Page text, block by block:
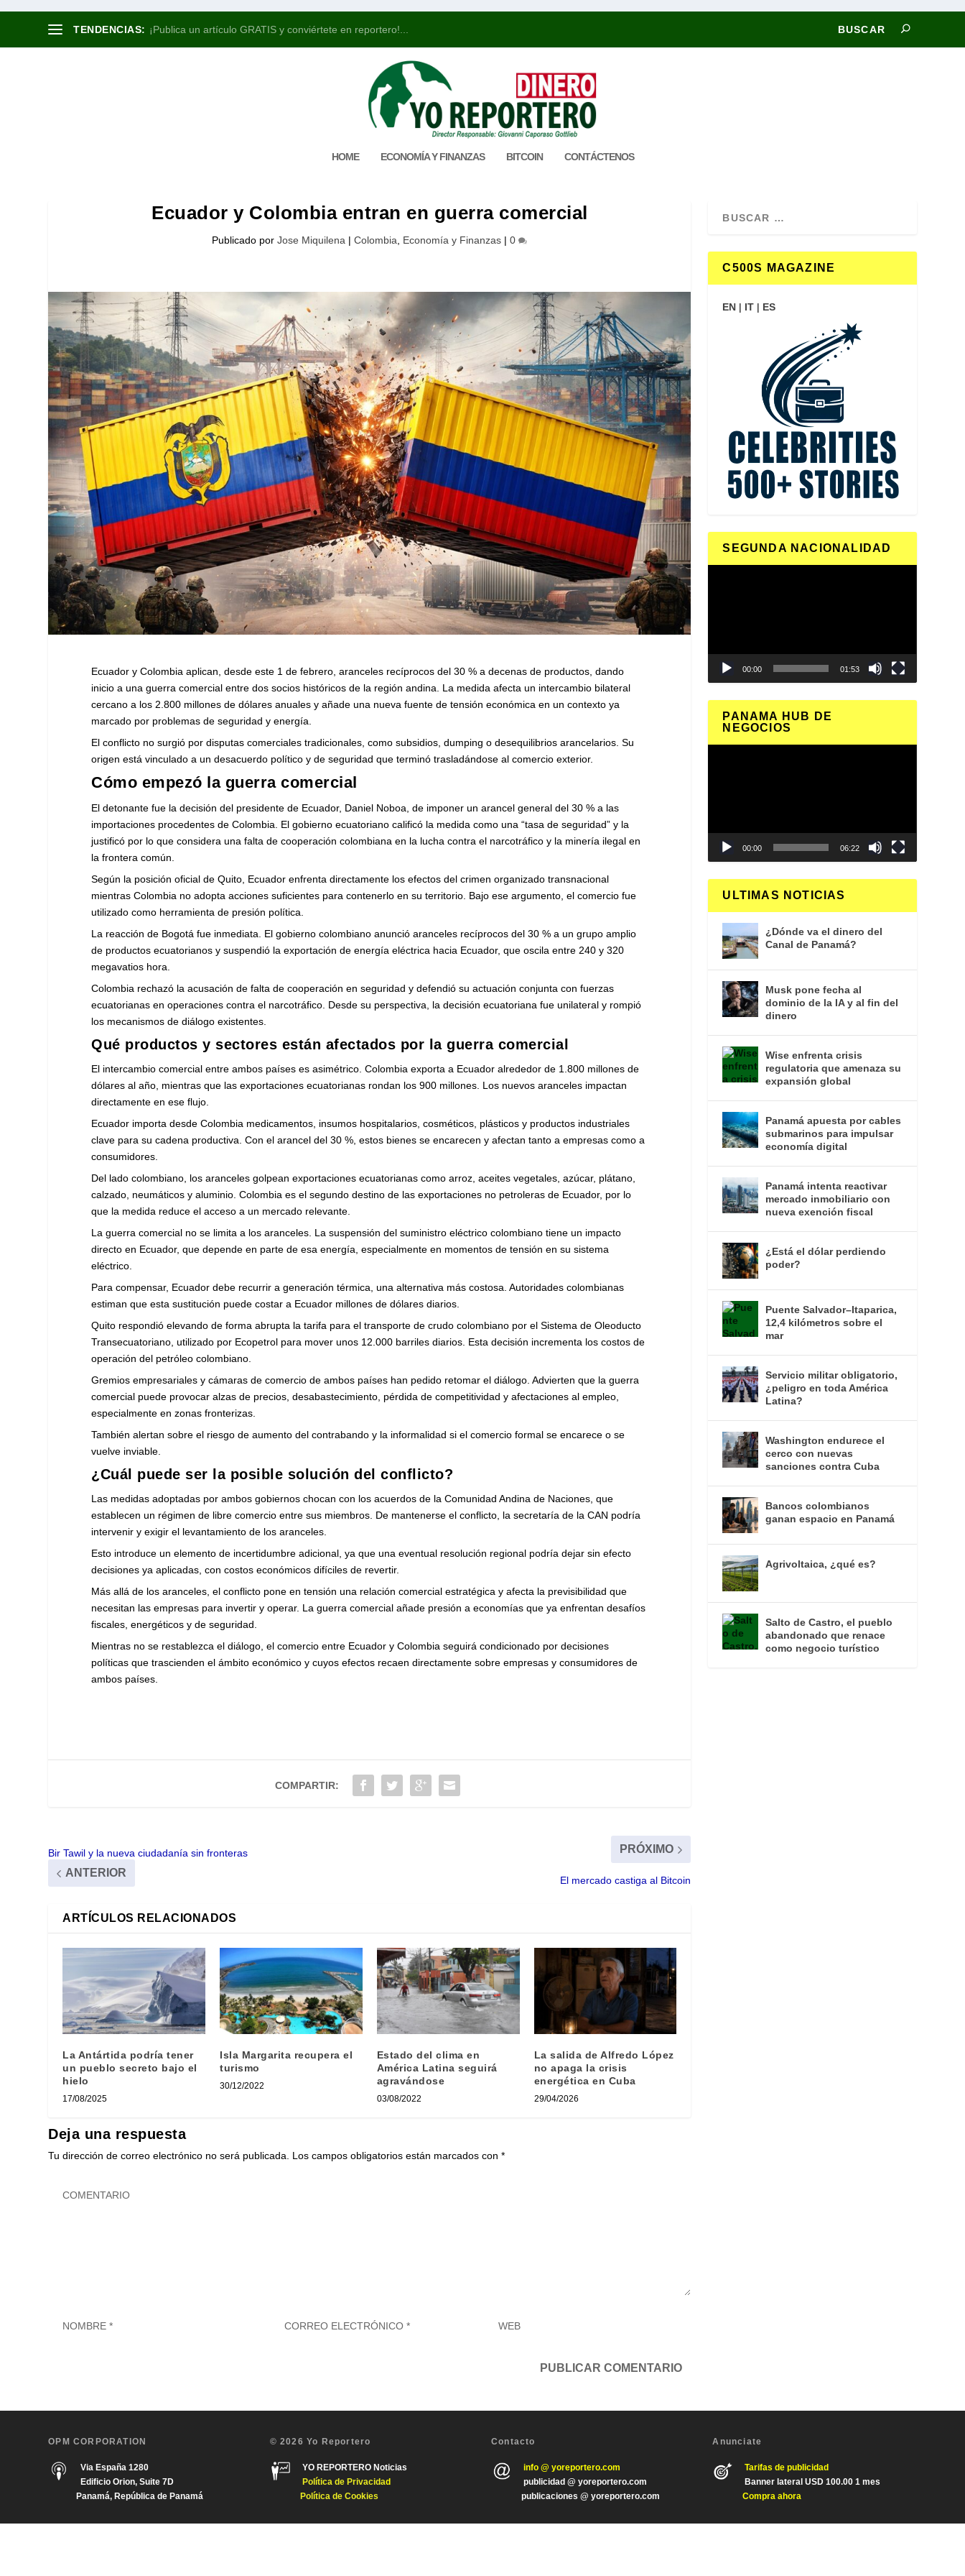
TENDENCIAS: ¡Publica un artículo GRATIS y conviértete en reportero!...
HOME ECONOMÍA Y FINANZAS BITCOIN CONTÁCTENOS
Ecuador y Colombia entran en guerra comercial
Publicado porJose Miquilena |Colombia Economía y Finanzas |0
Ecuador y Colombia aplican, desde este 1 de febrero, aranceles recíprocos del 30 % a decenas de productos, dando
inicio a una guerra comercial entre dos socios históricos de la región andina. La medida afecta un intercambio bilateral
cercano a los 2.800 millones de dólares anuales y añade una nueva fuente de tensión económica en un contexto ya
marcado por problemas de seguridad y energía.
El conflicto no surgió por disputas comerciales tradicionales, como subsidios, dumping o desequilibrios arancelarios. Su
origen está vinculado a un desacuerdo político y de seguridad que terminó trasladándose al comercio exterior.
Cómo empezó la guerra comercial
El detonante fue la decisión del presidente de Ecuador, Daniel Noboa, de imponer un arancel general del 30 % a las
importaciones procedentes de Colombia. El gobierno ecuatoriano calificó la medida como una “tasa de seguridad” y la
justificó por lo que considera una falta de cooperación colombiana en la lucha contra el narcotráfico y la minería ilegal en
la frontera común.
Según la posición oficial de Quito, Ecuador enfrenta directamente los efectos del crimen organizado transnacional
mientras Colombia no adopta acciones suficientes para contenerlo en su territorio. Bajo ese argumento, el comercio fue
utilizado como herramienta de presión política.
La reacción de Bogotá fue inmediata. El gobierno colombiano anunció aranceles recíprocos del 30 % a un grupo amplio
de productos ecuatorianos y suspendió la exportación de energía eléctrica hacia Ecuador, que oscila entre 240 y 320
megavatios hora.
Colombia rechazó la acusación de falta de cooperación en seguridad y defendió su actuación conjunta con fuerzas
ecuatorianas en operaciones contra el narcotráfico. Desde su perspectiva, la decisión ecuatoriana fue unilateral y rompió
los mecanismos de diálogo existentes.
Qué productos y sectores están afectados por la guerra comercial
El intercambio comercial entre ambos países es asimétrico. Colombia exporta a Ecuador alrededor de 1.800 millones de
dólares al año, mientras que las exportaciones ecuatorianas rondan los 900 millones. Los nuevos aranceles impactan
directamente en ese flujo.
Ecuador importa desde Colombia medicamentos, insumos hospitalarios, cosméticos, plásticos y productos industriales
clave para su cadena productiva. Con el arancel del 30 %, estos bienes se encarecen y afectan tanto a empresas como a
consumidores.
Del lado colombiano, los aranceles golpean exportaciones ecuatorianas como arroz, aceites vegetales, azúcar, plátano,
calzado, neumáticos y aluminio. Colombia es el segundo destino de las exportaciones no petroleras de Ecuador, por lo
que la medida reduce el acceso a un mercado relevante.
La guerra comercial no se limita a los aranceles. La suspensión del suministro eléctrico colombiano tiene un impacto
directo en Ecuador, que depende en parte de esa energía, especialmente en momentos de tensión en su sistema
eléctrico.
Para compensar, Ecuador debe recurrir a generación térmica, una alternativa más costosa. Autoridades colombianas
estiman que esta sustitución puede costar a Ecuador millones de dólares diarios.
Quito respondió elevando de forma abrupta la tarifa para el transporte de crudo colombiano por el Sistema de Oleoducto
Transecuatoriano, utilizado por Ecopetrol para mover unos 12.000 barriles diarios. Esta decisión incrementa los costos de
operación del petróleo colombiano.
Gremios empresariales y cámaras de comercio de ambos países han pedido retomar el diálogo. Advierten que la guerra
comercial puede provocar alzas de precios, desabastecimiento, pérdida de competitividad y afectaciones al empleo,
especialmente en zonas fronterizas.
También alertan sobre el riesgo de aumento del contrabando y la informalidad si el comercio formal se encarece o se
vuelve inviable.
¿Cuál puede ser la posible solución del conflicto?
Las medidas adoptadas por ambos gobiernos chocan con los acuerdos de la Comunidad Andina de Naciones, que
establecen un régimen de libre comercio entre sus miembros. De mantenerse el conflicto, la secretaría de la CAN podría
intervenir y exigir el levantamiento de los aranceles.
Esto introduce un elemento de incertidumbre adicional, ya que una eventual resolución regional podría dejar sin efecto
decisiones ya aplicadas, con costos económicos difíciles de revertir.
Más allá de los aranceles, el conflicto pone en tensión una relación comercial estratégica y afecta la previsibilidad que
necesitan las empresas para invertir y operar. La guerra comercial añade presión a economías que ya enfrentan desafíos
fiscales, energéticos y de seguridad.
Mientras no se restablezca el diálogo, el comercio entre Ecuador y Colombia seguirá condicionado por decisiones
políticas que trascienden el ámbito económico y cuyos efectos recaen directamente sobre empresas y consumidores de
ambos países.
COMPARTIR:
Bir Tawil y la nueva ciudadanía sin fronteras
ANTERIOR
PRÓXIMO
El mercado castiga al Bitcoin
ARTÍCULOS RELACIONADOS
La Antártida podría tener
un pueblo secreto bajo el
hielo
17/08/2025
Isla Margarita recupera el
turismo
30/12/2022
Estado del clima en
América Latina seguirá
agravándose
03/08/2022
La salida de Alfredo López
no apaga la crisis
energética en Cuba
29/04/2026
Deja una respuesta
Tu dirección de correo electrónico no será publicada. Los campos obligatorios están marcados con*
C500S MAGAZINE
EN | IT | ES
SEGUNDA NACIONALIDAD
00:00 01:53
PANAMA HUB DE
NEGOCIOS
00:00 06:22
ULTIMAS NOTICIAS
¿Dónde va el dinero del
Canal de Panamá?
Musk pone fecha al
dominio de la IA y al fin del
dinero
Wise enfrenta crisis
regulatoria que amenaza su
expansión global
Panamá apuesta por cables
submarinos para impulsar
economía digital
Panamá intenta reactivar
mercado inmobiliario con
nueva exención fiscal
¿Está el dólar perdiendo
poder?
Puente Salvador–Itaparica,
12,4 kilómetros sobre el
mar
Servicio militar obligatorio,
¿peligro en toda América
Latina?
Washington endurece el
cerco con nuevas
sanciones contra Cuba
Bancos colombianos
ganan espacio en Panamá
Agrivoltaica, ¿qué es?
Salto de Castro, el pueblo
abandonado que renace
como negocio turístico
OPM CORPORATION
Via España 1280
Edificio Orion, Suite 7D
Panamá, República de Panamá
© 2026 Yo Reportero
YO REPORTERO Noticias
Política de Privacidad
Política de Cookies
Contacto
info @ yoreportero.com
publicidad @ yoreportero.com
publicaciones @ yoreportero.com
Anunciate
Tarifas de publicidad
Banner lateral USD 100.00 1 mes
Compra ahora